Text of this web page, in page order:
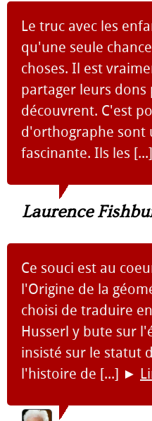
Le truc avec les
qu'une seule
choses. Il est
partager leurs dons
découvrent. C'est
d'orthographe sont
fascinante. Ils les [...]
Laurence
Ce souci est au
l'Origine de la
choisi de traduire
Husserl y bute sur
insisté sur le statut
l'histoire de [...] ►